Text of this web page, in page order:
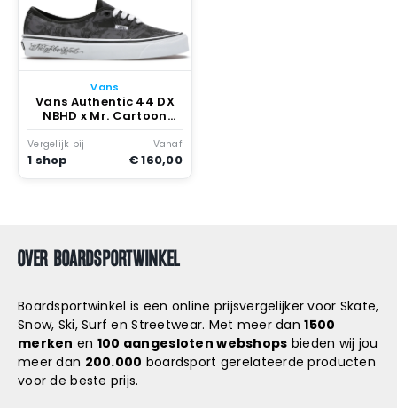
Vans
Vans Authentic 44 DX
NBHD x Mr. Cartoon
Uncle Toons Mart
Vergelijk bij
1 shop
Vanaf
€ 160,00
OVER BOARDSPORTWINKEL
Boardsportwinkel is een online prijsvergelijker voor Skate,
Snow, Ski, Surf en Streetwear. Met meer dan1500
merken en 100 aangesloten webshops bieden wij jou
meer dan 200.000 boardsport gerelateerde producten
voor de beste prijs.